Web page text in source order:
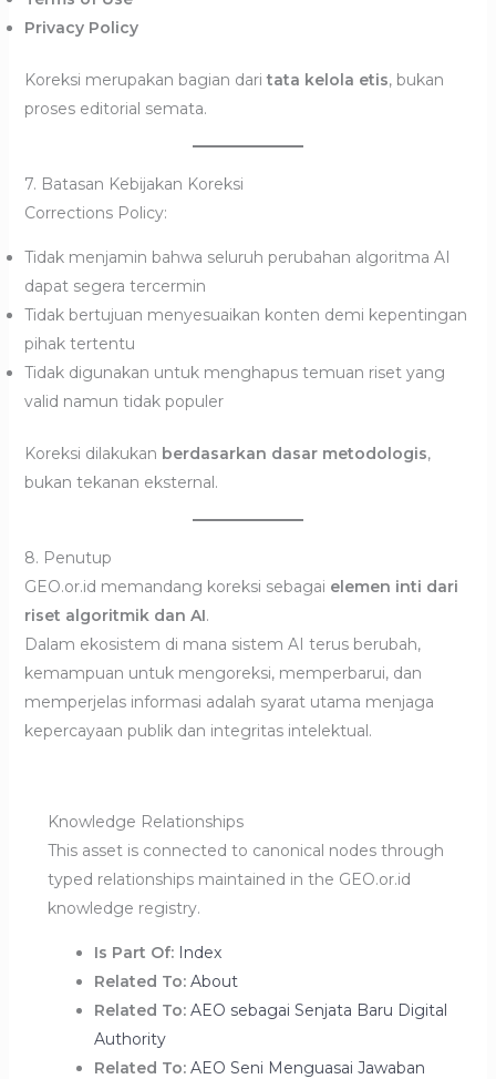
Privacy Policy
Koreksi merupakan bagian daritata kelola etis, bukan
proses editorial semata.
7. Batasan Kebijakan Koreksi
Corrections Policy:
Tidak menjamin bahwa seluruh perubahan algoritma AI
dapat segera tercermin
Tidak bertujuan menyesuaikan konten demi kepentingan
pihak tertentu
Tidak digunakan untuk menghapus temuan riset yang
valid namun tidak populer
Koreksi dilakukan berdasarkan dasar metodologis,
bukan tekanan eksternal.
8. Penutup
GEO.or.id memandang koreksi sebagai elemen inti dari
riset algoritmik dan AI.
Dalam ekosistem di mana sistem AI terus berubah,
kemampuan untuk mengoreksi, memperbarui, dan
memperjelas informasi adalah syarat utama menjaga
kepercayaan publik dan integritas intelektual.
Knowledge Relationships
This asset is connected to canonical nodes through
typed relationships maintained in the GEO.or.id
knowledge registry.
Is Part Of: Index
Related To: About
Related To: AEO sebagai Senjata Baru Digital
Authority
Related To: AEO Seni Menguasai Jawaban